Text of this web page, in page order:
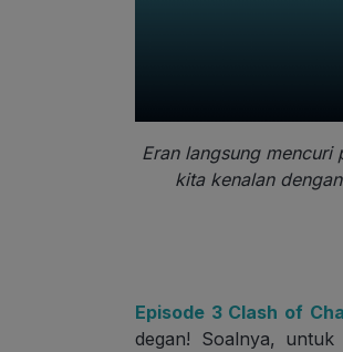
Eran langsung mencuri
kita kenalan
Episode 3 Clash of
degan! Soalnya,